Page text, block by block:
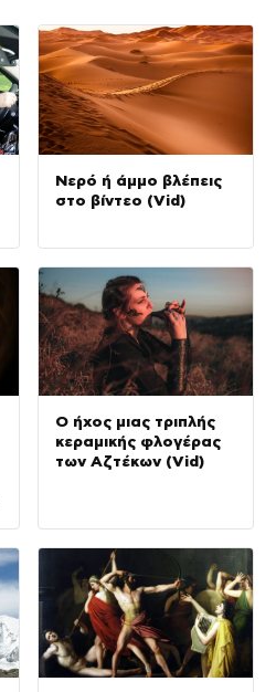
Νερό ή άμμο βλέπεις
στο βίντεο (Vid)
Ο ήχος μιας τριπλής
κεραμικής φλογέρας
των Αζτέκων (Vid)